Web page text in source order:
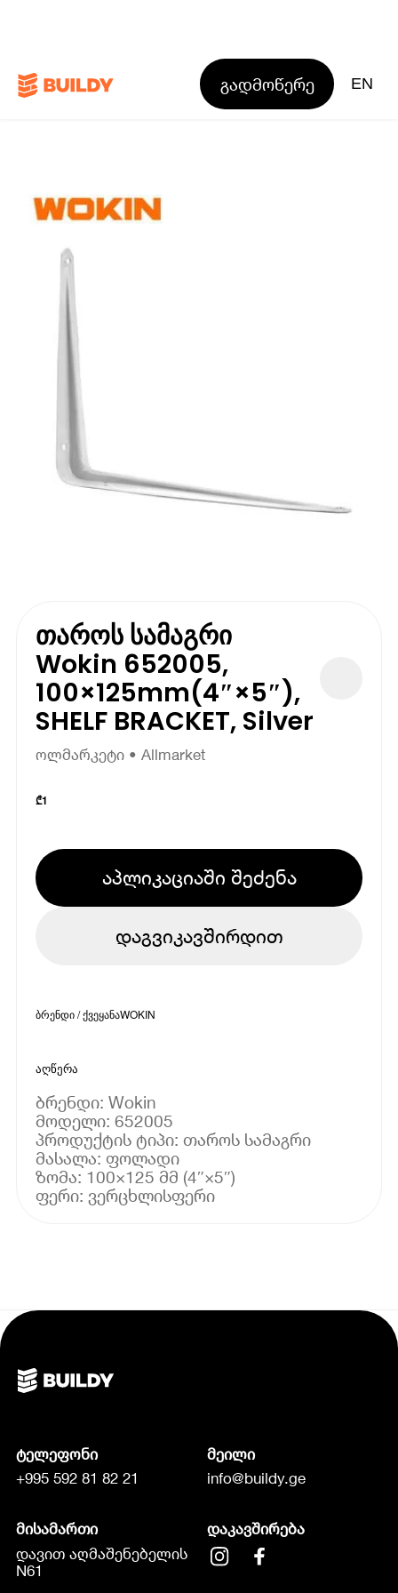
გადმოწერე EN
თაროს სამაგრი
Wokin 652005,
100×125mm(4″×5″),
SHELF BRACKET, Silver
ოლმარკეტი • Allmarket
₾1
აპლიკაციაში შეძენა
დაგვიკავშირდით
ბრენდი / ქვეყანაWOKIN
აღწერა
ბრენდი: Wokin
მოდელი: 652005
პროდუქტის ტიპი: თაროს სამაგრი
მასალა: ფოლადი
ზომა: 100×125 მმ (4″×5″)
ფერი: ვერცხლისფერი
ტელეფონი
+995 592 81 82 21
მეილი
info@buildy.ge
მისამართი
დავით აღმაშენებელის
N61
დაკავშირება